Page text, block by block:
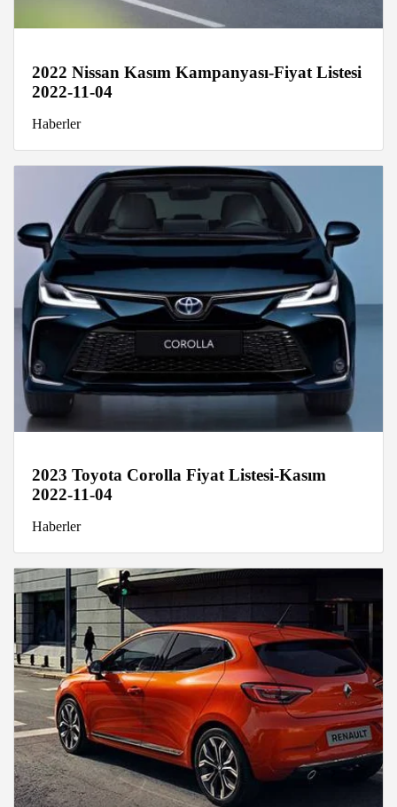
2022 Nissan Kasım Kampanyası-Fiyat Listesi
2022-11-04
Haberler
2023 Toyota Corolla Fiyat Listesi-Kasım
2022-11-04
Haberler